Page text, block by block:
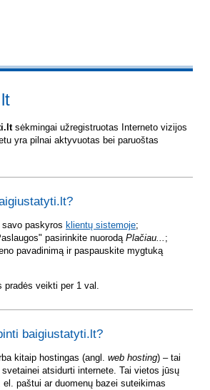
sėkmingai užregistruotas Interneto vizijos
yra pilnai aktyvuotas bei paruoštas
paskyros klientų sistemoje;
pasirinkite nuorodą Plačiau... ;
pavadinimą ir paspauskite mygtuką
pradės veikti per 1 val.
baigiustatyti.lt?
kitaip hostingas (angl. web hosting) – tai
atsidurti internete. Tai vietos jūsų
paštui ar duomenų bazei suteikimas